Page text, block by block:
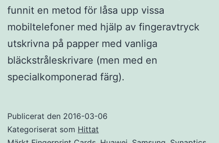
funnit en metod för låsa upp vissa
mobiltelefoner med hjälp av fingeravtryck
utskrivna på papper med vanliga
bläckstråleskrivare (men med en
specialkomponerad färg).
Publicerat den 2016-03-06
Kategoriserat som Hittat